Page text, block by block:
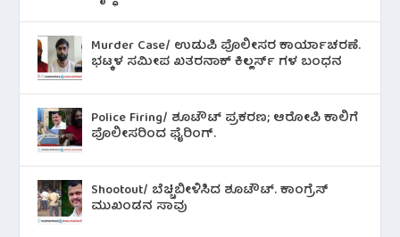
Murder Case/ ಉಡುಪಿ ಪೊಲೀಸರ ಕಾರ್ಯಾಚರಣೆ.
ಭಟ್ಕಳ ಸಮೀಪ ಖತರನಾಕ್ ಕಿಲ್ಲರ್ಸ್ ಗಳ ಬಂಧನ
Police Firing/ ಶೂಟೌಟ್ ಪ್ರಕರಣ; ಆರೋಪಿ ಕಾಲಿಗೆ
ಪೊಲೀಸರಿಂದ ಫೈರಿಂಗ್.
Shootout/ ಬೆಚ್ಚಿಬೀಳಿಸಿದ ಶೂಟೌಟ್‌. ಕಾಂಗ್ರೆಸ್
ಮುಖಂಡನ ಸಾವು